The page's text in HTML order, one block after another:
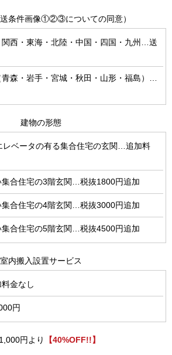
条件画像①②③についての同意）
西・東海・北陸・中国・四国・九州…送
森・岩手・宮城・秋田・山形・福島）…
建物の形態
レベータの有る集合住宅の玄関…追加料
集合住宅の3階玄関…税抜1800円追加
集合住宅の4階玄関…税抜3000円追加
集合住宅の5階玄関…税抜4500円追加
室内搬入設置サービス
金なし
円
円より
【40%OFF!!】